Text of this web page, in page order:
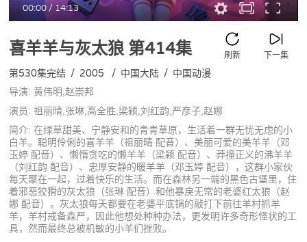
00:00/14:13
喜羊羊与灰太狼第414集 下一集
刷新
第530集完结 / 2005 / 中国大陆 / 中国动漫
导演: 黄伟明,赵崇邦
演员: 祖丽晴,张琳,高全胜,梁颖,刘红韵,严彦子,赵娜
简介: 在绿草甜美、宁静安和的青青草原，生活着一群无忧无虑的小
白羊。聪明伶俐的喜羊羊（祖丽晴 配音）、美丽可爱的美羊羊（邓
玉婷 配音）、懒惰贪吃的懒羊羊（梁颖 配音）、莽撞正义的沸羊羊
（刘红韵 配音）、忠厚安静的暖羊羊（邓玉婷 配音），这群小家伙
每天聚在一起，过着快乐的生活。而在森林另一端的黑色古堡里，住
着邪恶狡猾的灰太狼（张琳 配音）和他暴戾无常的老婆红太狼（赵
娜 配音）。灰太狼每天都要在老婆平底锅的敲打下前往羊村抓羊
羊，羊村戒备森严，因此他想处种种办法，更发明许多奇形怪状的工
具，然而最终总被机敏的小羊们挫败。